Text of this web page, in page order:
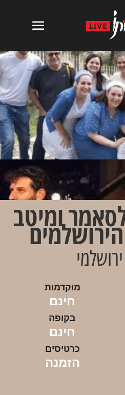
ומיטב
מוקדמות
חינם
בקופה
חינם
כרטיסים
הזמנה